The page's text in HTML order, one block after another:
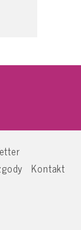
Kontakt